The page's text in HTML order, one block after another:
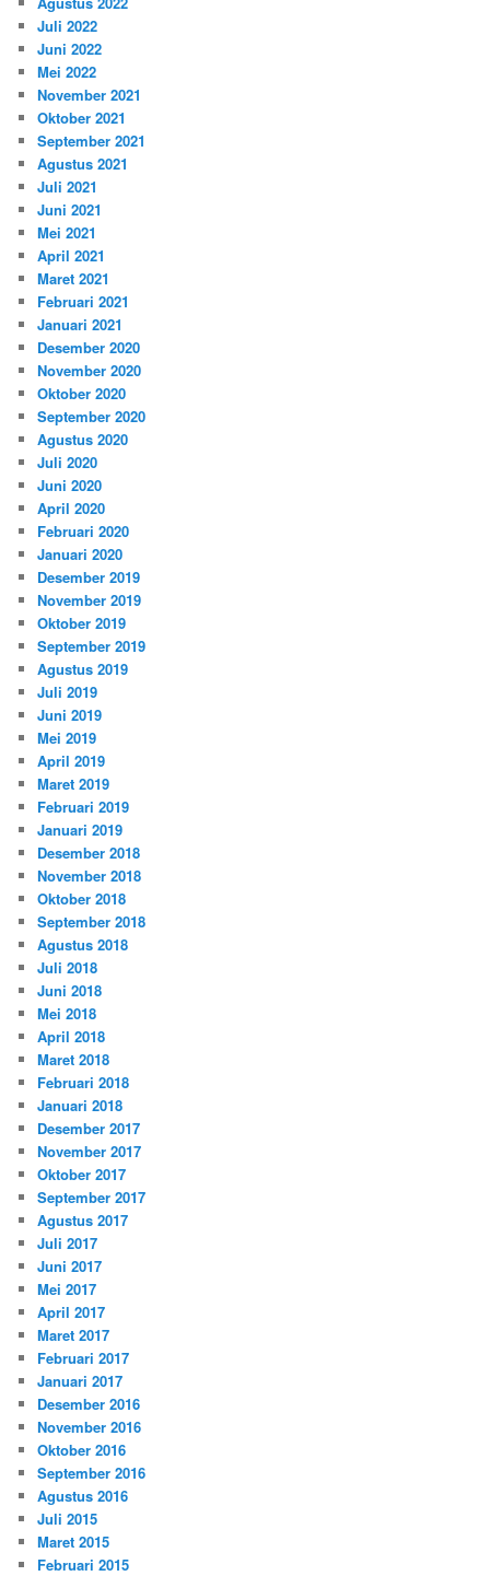
Juli 2022
Juni 2022
Mei 2022
November 2021
Oktober 2021
September 2021
Agustus 2021
Juli 2021
Juni 2021
Mei 2021
April 2021
Maret 2021
Februari 2021
Januari 2021
Desember 2020
November 2020
Oktober 2020
September 2020
Agustus 2020
Juli 2020
Juni 2020
April 2020
Februari 2020
Januari 2020
Desember 2019
November 2019
Oktober 2019
September 2019
Agustus 2019
Juli 2019
Juni 2019
Mei 2019
April 2019
Maret 2019
Februari 2019
Januari 2019
Desember 2018
November 2018
Oktober 2018
September 2018
Agustus 2018
Juli 2018
Juni 2018
Mei 2018
April 2018
Maret 2018
Februari 2018
Januari 2018
Desember 2017
November 2017
Oktober 2017
September 2017
Agustus 2017
Juli 2017
Juni 2017
Mei 2017
April 2017
Maret 2017
Februari 2017
Januari 2017
Desember 2016
November 2016
Oktober 2016
September 2016
Agustus 2016
Juli 2015
Maret 2015
Februari 2015